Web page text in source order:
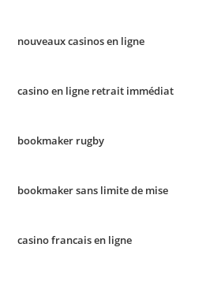
nouveaux casinos en ligne
casino en ligne retrait immédiat
bookmaker rugby
bookmaker sans limite de mise
casino francais en ligne